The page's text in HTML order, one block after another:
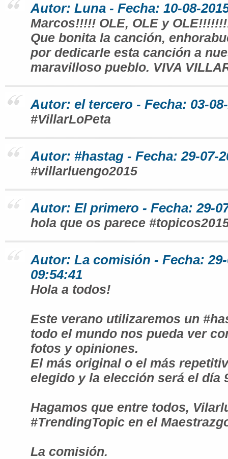
Autor: Luna - Fecha: 10-08-
Marcos!!!!! OLE, OLE y
Que bonita la canción,
por dedicarle esta canción a
maravilloso pueblo. VIVA
Autor: el tercero - Fecha: 03-
#VillarLoPeta
Autor: #hastag - Fecha: 29-07-
#villarluengo2015
Autor: El primero - Fecha: 29-
hola que os parece
Autor: La comisión - Fecha: 29-
09:54:41
Hola a todos!
Este verano utilizaremos un
todo el mundo nos pueda ver
fotos y opiniones.
El más original o el más
elegido y la elección será el día
Hagamos que entre todos,
#TrendingTopic en el
La comisión.